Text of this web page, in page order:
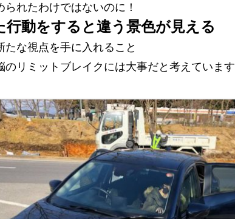
られたわけではないのに！
行動をすると違う景色が見える
たな視点を手に入れること
のリミットブレイクには大事だと考えています